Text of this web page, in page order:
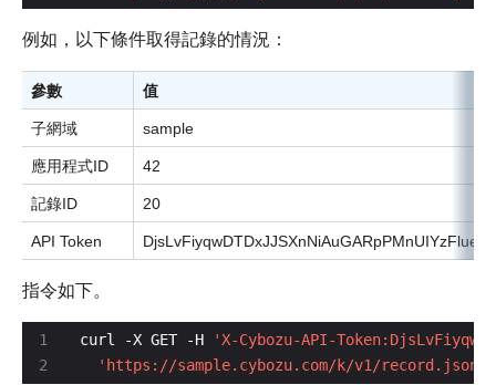
例如，以下條件取得記錄的情況：
參數 值
子網域 sample
應用程式ID 42
記錄ID 20
API Token
指令如下。
curl -X GET -H
'X-Cybozu-API-
'https://sample.cybozu.com/k/v1/